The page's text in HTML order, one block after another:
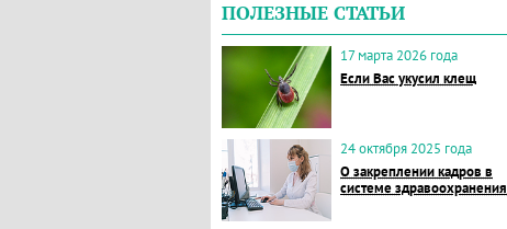
ПОЛЕЗНЫЕ СТАТЬИ
17 марта 2026 года
Если Вас укусил клещ
24 октября 2025 года
О закреплении кадров в
системе здравоохранения